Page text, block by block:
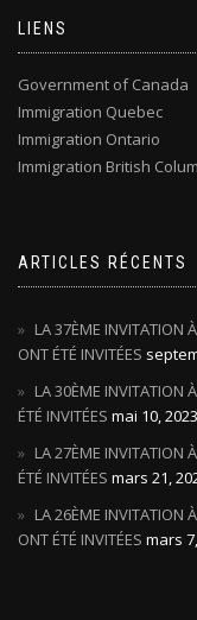
LIENS
Government of Canada
Immigration Quebec
Immigration Ontario
Immigration British
ARTICLES RÉCENTS
LA 37ÈME INVITATION
ONT ÉTÉ INVITÉES
LA 30ÈME INVITATION
ÉTÉ INVITÉES mai 10, 2023
LA 27ÈME INVITATION
ÉTÉ INVITÉES mars 21,
LA 26ÈME INVITATION
ONT ÉTÉ INVITÉES mars